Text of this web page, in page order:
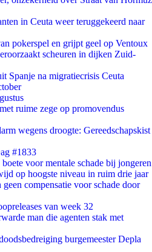
in Ceuta weer teruggekeerd naar
pokerspel en grijpt geel op Ventoux
scheuren in dijken Zuid-
Spanje na migratiecrisis Ceuta
ruime zege op promovendus
wegens droogte: Gereedschapskist
#1833
voor mentale schade bij jongeren
op hoogste niveau in ruim drie jaar
compensatie voor schade door
van week 32
man die agenten stak met
burgemeester Depla